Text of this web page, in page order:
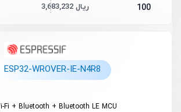
100 3,683,232 ریال
ESP32-WROVER-IE-N4R8
Fi + Bluetooth + Bluetooth LE MCU